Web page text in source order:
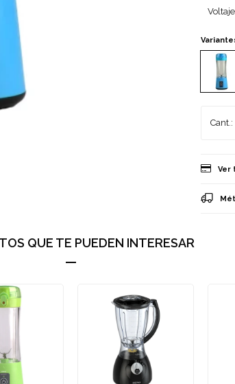
Ver
QUE TE PUEDEN INTERESAR